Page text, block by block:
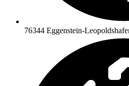
76344 Eggenstein-